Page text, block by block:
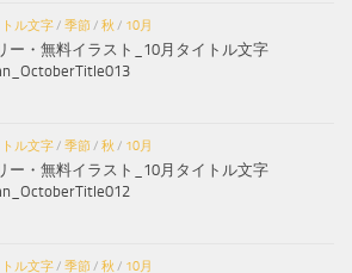
ル文字/ 季節/ 秋 / 10月
ー・無料イラスト_10月タイトル文字
ル文字/ 季節/ 秋 / 10月
ー・無料イラスト_10月タイトル文字
ル文字/ 季節/ 秋 / 10月